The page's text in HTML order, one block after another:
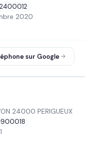
2020
sur Google
24000 PERIGUEUX